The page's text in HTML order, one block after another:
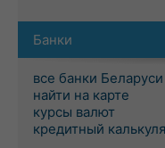
Банки
все банки Беларуси
найти на карте
курсы валют
кредитный